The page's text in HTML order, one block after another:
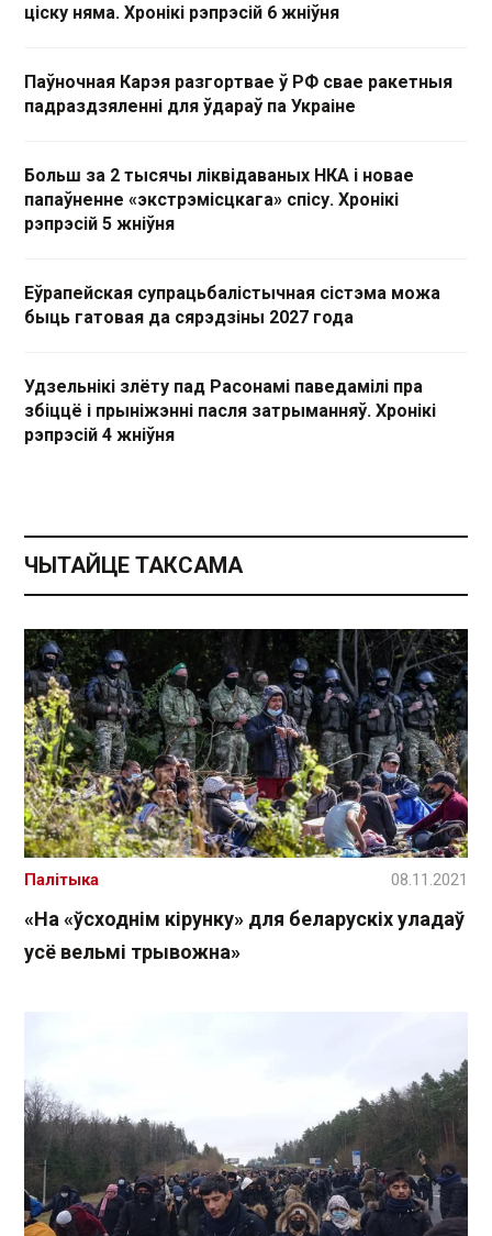
ціску няма. Хронікі рэпрэсій 6 жніўня
Паўночная Карэя разгортвае ў РФ свае ракетныя
падраздзяленні для ўдараў па Украіне
Больш за 2 тысячы ліквідаваных НКА і новае
папаўненне «экстрэмісцкага» спісу. Хронікі
рэпрэсій 5 жніўня
Еўрапейская супрацьбалістычная сістэма можа
быць гатовая да сярэдзіны 2027 года
Удзельнікі злёту пад Расонамі паведамілі пра
збіццё і прыніжэнні пасля затрыманняў. Хронікі
рэпрэсій 4 жніўня
ЧЫТАЙЦЕ ТАКСАМА
«На «ўсходнім кірунку» для беларускіх уладаў
усё вельмі трывожна»
Палітыка 08.11.2021